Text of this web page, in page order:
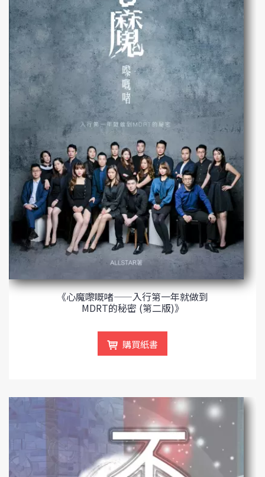
《心魔嚟嘅啫——入行第一年就做到
MDRT的秘密 (第二版)》
購買紙書